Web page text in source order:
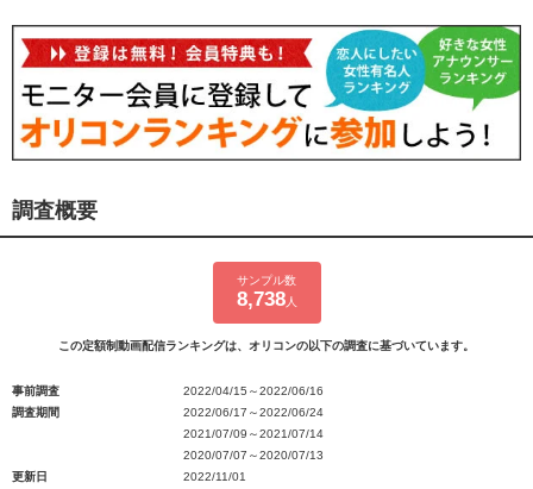
調査概要
サンプル数
8,738人
この定額制動画配信ランキングは、オリコンの以下の調査に基づいています。
事前調査
2022/04/15～2022/06/16
調査期間
2022/06/17～2022/06/24
2021/07/09～2021/07/14
2020/07/07～2020/07/13
更新日
2022/11/01